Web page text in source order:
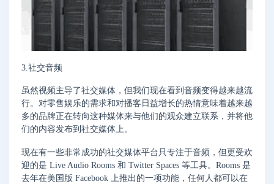
3.社交音频
虽然视频主导了社交媒体，但我们现在看到音频变得越来越流
行。对零售娱乐的需求和对播客日益增长的热情意味着越来越
多的品牌正在转向这种媒体来与他们的观众建立联系，并将他
们的内容发布到社交媒体上。
现在有一些非常成功的社交媒体平台只专注于音频，但更受欢
迎的是 Live Audio Rooms 和 Twitter Spaces 等工具。Rooms 是
去年在美国版 Facebook 上推出的一项功能，任何人都可以在